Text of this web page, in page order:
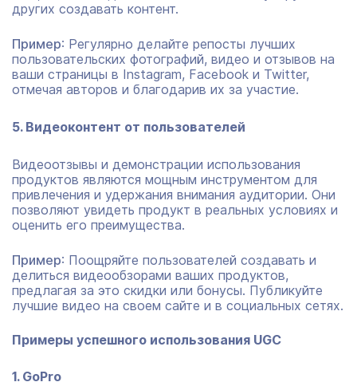
других создавать контент.
Пример: Регулярно делайте репосты лучших
пользовательских фотографий, видео и отзывов на
ваши страницы в Instagram, Facebook и Twitter,
отмечая авторов и благодарив их за участие.
5. Видеоконтент от пользователей
Видеоотзывы и демонстрации использования
продуктов являются мощным инструментом для
привлечения и удержания внимания аудитории. Они
позволяют увидеть продукт в реальных условиях и
оценить его преимущества.
Пример: Поощряйте пользователей создавать и
делиться видеообзорами ваших продуктов,
предлагая за это скидки или бонусы. Публикуйте
лучшие видео на своем сайте и в социальных сетях.
Примеры успешного использования UGC
1. GoPro